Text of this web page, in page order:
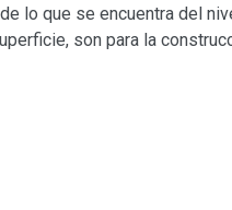
lo que se encuentra del
son para la